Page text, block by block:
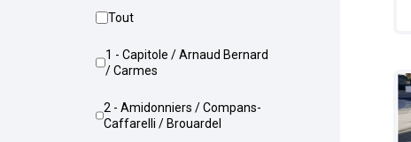
Tout
1 - Capitole / Arnaud Bernard
/ Carmes
2 - Amidonniers / Compans-
Caffarelli / Brouardel